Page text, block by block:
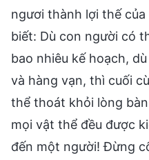
ngươi thành lợi thế
biết: Dù con người có
bao nhiêu kế hoạch,
và hàng vạn, thì cuối
thể thoát khỏi lòng
mọi vật thể đều được
đến một người! Đừng